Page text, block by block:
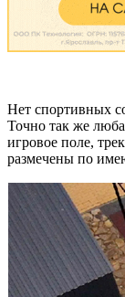
Нет спортивных
Точно так же
игровое поле,
размечены по